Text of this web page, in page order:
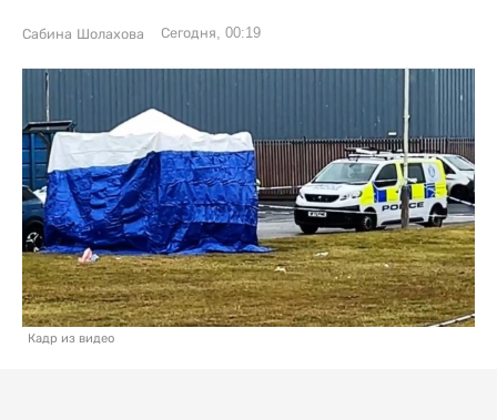
Сабина Шолахова Сегодня, 00:19
Кадр из видео